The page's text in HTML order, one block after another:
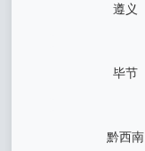
遵义
毕节
黔西南